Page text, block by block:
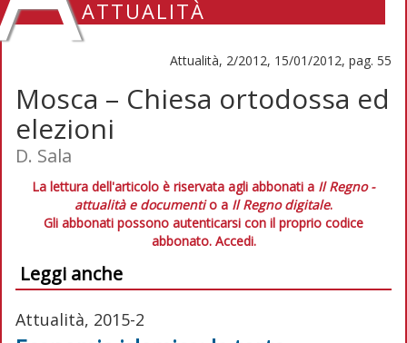
ATTUALITÀ
Attualità, 2/2012, 15/01/2012, pag. 55
Mosca – Chiesa ortodossa ed
elezioni
D. Sala
La lettura dell'articolo è riservata agli abbonati a Il Regno -
attualità e documentio a Il Regno digitale.
Gli abbonati possono autenticarsi con il proprio codice
abbonato. Accedi.
Leggi anche
Attualità, 2015-2